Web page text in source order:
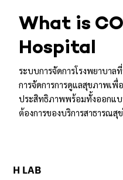
What is
Hospital
ระบบการจัดการโรงพยาบาล
การจัดการการดูแลสุขภาพเพื่
ประสิทธิภาพพร้อมทั้งออกแ
ต้องการของบริการสาธารณสุ
H LAB